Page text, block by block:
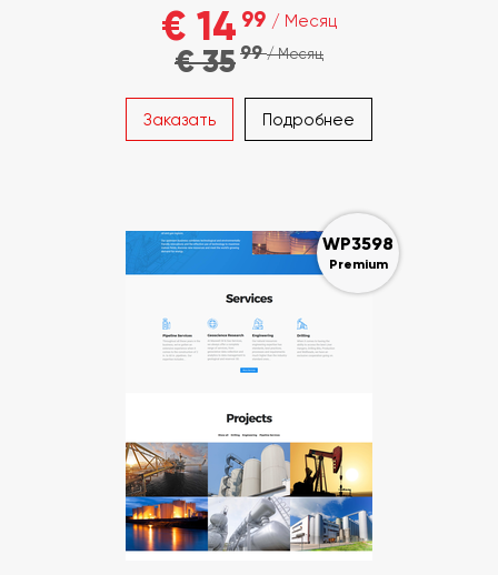
€ 14 99 / Месяц
€ 3599/ Месяц
Заказать Подробнее
WP3598
Premium